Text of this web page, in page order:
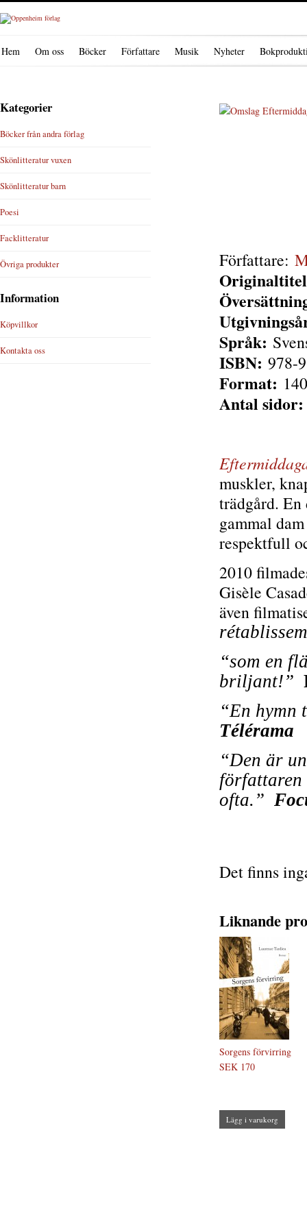
Hem Om oss Böcker Författare Musik Nyheter
Författare:
Språk:
ISBN: 978-
Format:
Antal sidor:
muskler,
trädgård.
gammal
respektfull
2010
Gisèle
även
“som en
briljant!”
“En
Télérama
“Den är
författaren
ofta.”
Det finns
Liknande
Sorgens förvirring
SEK 170
Lägg i varukorg
Kategorier
Böcker från andra förlag
Skönlitteratur vuxen
Skönlitteratur barn
Poesi
Facklitteratur
Övriga produkter
Information
Köpvillkor
Kontakta oss